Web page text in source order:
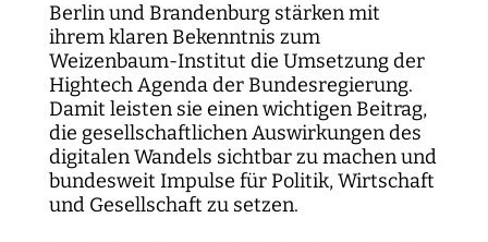
Berlin und Brandenburg stärken mit
ihrem klaren Bekenntnis zum
Weizenbaum-Institut die Umsetzung der
Hightech Agenda der Bundesregierung.
Damit leisten sie einen wichtigen Beitrag,
die gesellschaftlichen Auswirkungen des
digitalen Wandels sichtbar zu machen und
bundesweit Impulse für Politik, Wirtschaft
und Gesellschaft zu setzen.